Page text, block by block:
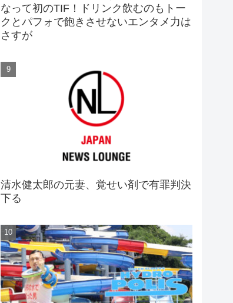
なって初のTIF！ドリンク飲むのもトー
クとパフォで飽きさせないエンタメ力は
さすが
清水健太郎の元妻、覚せい剤で有罪判決
下る